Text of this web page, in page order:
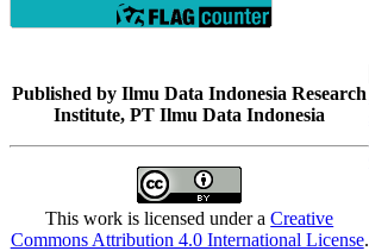
Published by Ilmu Data Indonesia Research
Institute, PT Ilmu Data Indonesia
This work is licensed under aCreative
Commons Attribution 4.0 International License.